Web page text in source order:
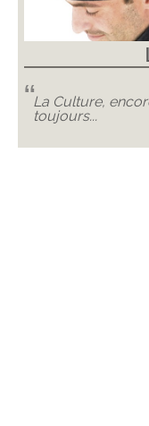
La Culture,
toujours...